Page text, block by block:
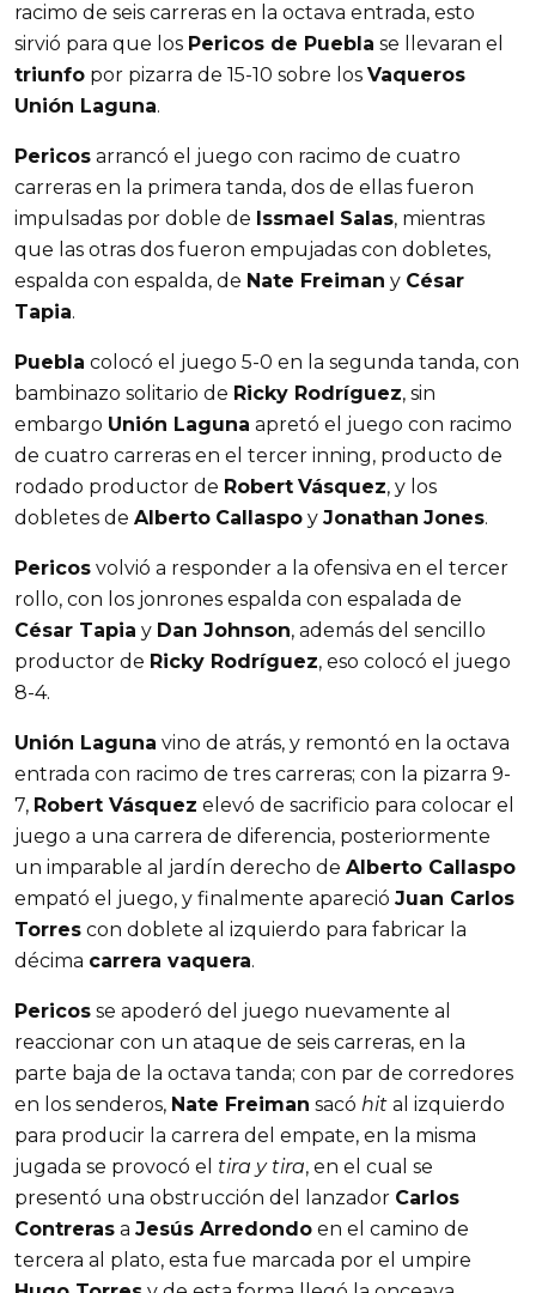
racimo de seis carreras en la octava entrada, esto
sirvió para que los Pericos de Puebla se llevaran el
triunfo por pizarra de 15-10 sobre los Vaqueros
Unión Laguna.
Pericos arrancó el juego con racimo de cuatro
carreras en la primera tanda, dos de ellas fueron
impulsadas por doble de Issmael Salas, mientras
que las otras dos fueron empujadas con dobletes,
espalda con espalda, de Nate Freiman y César
Tapia.
Puebla colocó el juego 5-0 en la segunda tanda, con
bambinazo solitario de Ricky Rodríguez, sin
embargo Unión Laguna apretó el juego con racimo
de cuatro carreras en el tercer inning, producto de
rodado productor de Robert Vásquez, y los
dobletes de Alberto Callaspo y Jonathan Jones.
Pericos volvió a responder a la ofensiva en el tercer
rollo, con los jonrones espalda con espalada de
César Tapia y Dan Johnson, además del sencillo
productor de Ricky Rodríguez, eso colocó el juego
8-4.
Unión Laguna vino de atrás, y remontó en la octava
entrada con racimo de tres carreras; con la pizarra 9-
7, Robert Vásquez elevó de sacrificio para colocar el
juego a una carrera de diferencia, posteriormente
un imparable al jardín derecho de Alberto Callaspo
empató el juego, y finalmente apareció Juan Carlos
Torres con doblete al izquierdo para fabricar la
décima carrera vaquera.
Pericos se apoderó del juego nuevamente al
reaccionar con un ataque de seis carreras, en la
parte baja de la octava tanda; con par de corredores
en los senderos, Nate Freiman sacó hit al izquierdo
para producir la carrera del empate, en la misma
jugada se provocó el tira y tira, en el cual se
presentó una obstrucción del lanzador Carlos
Contreras a Jesús Arredondo en el camino de
tercera al plato, esta fue marcada por el umpire